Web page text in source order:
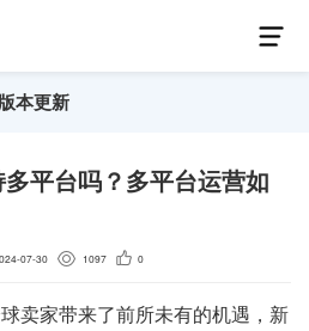
本更新
平台吗？多平台运营如
07-30 1097 0
卖家带来了前所未有的机遇，新